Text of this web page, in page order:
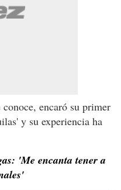
encaró su primer
y su experiencia ha
'Me encanta tener a